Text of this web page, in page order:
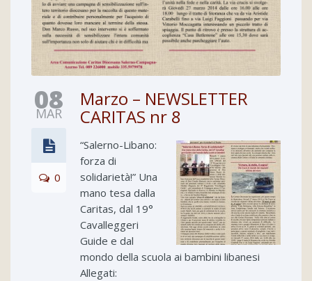
08
MAR
0
Marzo – NEWSLETTER
CARITAS nr 8
“Salerno-Libano:
forza di
solidarietà!” Una
mano tesa dalla
Caritas, dal 19°
Cavalleggeri
Guide e dal
mondo della scuola ai bambini libanesi
Allegati: